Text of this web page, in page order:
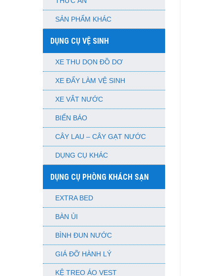
SẢN PHẨM KHÁC
DỤNG CỤ VỆ SINH
XE THU DỌN ĐỒ DƠ
XE ĐẨY LÀM VỆ SINH
XE VẮT NƯỚC
BIỂN BÁO
CÂY LAU – CÂY GẠT NƯỚC
DỤNG CỤ KHÁC
DỤNG CỤ PHÒNG KHÁCH SẠN
EXTRA BED
BÀN ỦI
BÌNH ĐUN NƯỚC
GIÁ ĐỠ HÀNH LÝ
KỆ TREO ÁO VEST